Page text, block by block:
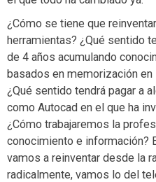
¿Cómo se tiene que
herramientas? ¿Qué sentido
de 4 años acumulando
basados en memorización en
¿Qué sentido tendrá pagar a
como Autocad en el que ha
¿Cómo trabajaremos la
conocimiento e información?
vamos a reinventar desde la
radicalmente, vamos lo del